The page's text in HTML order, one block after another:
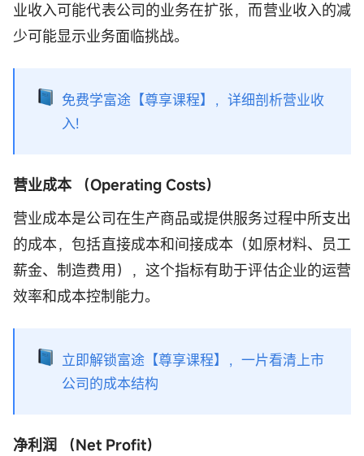
业收入可能代表公司的业务在扩张，而营业收入的减
少可能显示业务面临挑战。
免费学富途【尊享课程】，详细剖析营业收
入!
营业成本 （Operating Costs）
营业成本是公司在生产商品或提供服务过程中所支出
的成本，包括直接成本和间接成本（如原材料、员工
薪金、制造费用），这个指标有助于评估企业的运营
效率和成本控制能力。
立即解锁富途【尊享课程】，一片看清上市
公司的成本结构
净利润 （Net Profit）